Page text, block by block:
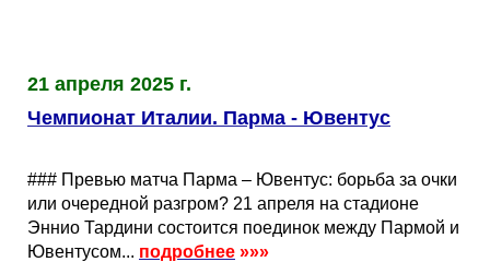
21 апреля 2025 г.
Чемпионат Италии. Парма - Ювентус
### Превью матча Парма – Ювентус: борьба за очки
или очередной разгром? 21 апреля на стадионе
Эннио Тардини состоится поединок между Пармой и
Ювентусом... подробнее »»»